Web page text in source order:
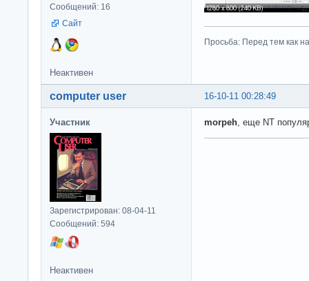
Сообщений: 16
Сайт
Просьба: Перед тем как
Неактивен
16-10-11 00:28:49
computer user
Участник
Зарегистрирован: 08-04-11
Сообщений: 594
morpeh , еще NT
Неактивен